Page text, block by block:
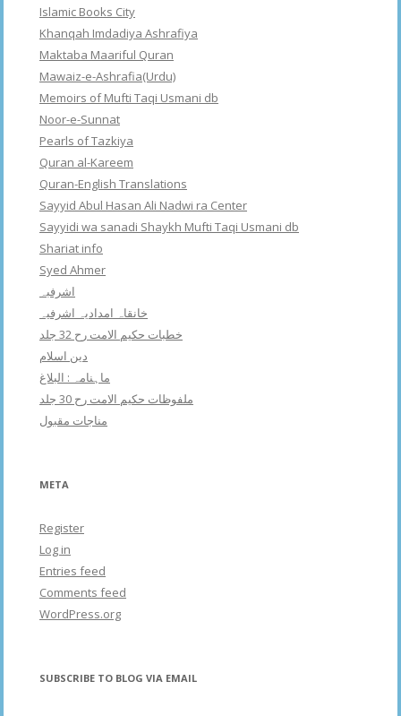
Islamic Books City
Khanqah Imdadiya Ashrafiya
Maktaba Maariful Quran
Mawaiz-e-Ashrafia(Urdu)
Memoirs of Mufti Taqi Usmani db
Noor-e-Sunnat
Pearls of Tazkiya
Quran al-Kareem
Quran-English Translations
Sayyid Abul Hasan Ali Nadwi ra Center
Sayyidi wa sanadi Shaykh Mufti Taqi Usmani db
Shariat info
Syed Ahmer
اشرفبہ
خانقاہ امدادیہ اشرفیہ
خطبات حکیم الامت رح 32 جلد
دین اسلام
ماہنامہ : البلاغ
ملفوظات حکیم الامت رح 30 جلد
مناجات مقبول
META
Register
Log in
Entries feed
Comments feed
WordPress.org
SUBSCRIBE TO BLOG VIA EMAIL